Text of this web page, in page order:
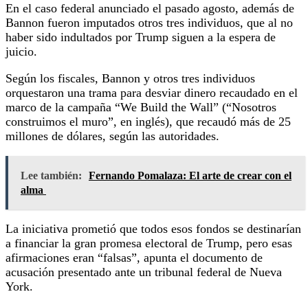
En el caso federal anunciado el pasado agosto, además de
Bannon fueron imputados otros tres individuos, que al no
haber sido indultados por Trump siguen a la espera de
juicio.
Según los fiscales, Bannon y otros tres individuos
orquestaron una trama para desviar dinero recaudado en el
marco de la campaña “We Build the Wall” (“Nosotros
construimos el muro”, en inglés), que recaudó más de 25
millones de dólares, según las autoridades.
Lee también:
Fernando Pomalaza: El arte de crear con el
alma
La iniciativa prometió que todos esos fondos se destinarían
a financiar la gran promesa electoral de Trump, pero esas
afirmaciones eran “falsas”, apunta el documento de
acusación presentado ante un tribunal federal de Nueva
York.